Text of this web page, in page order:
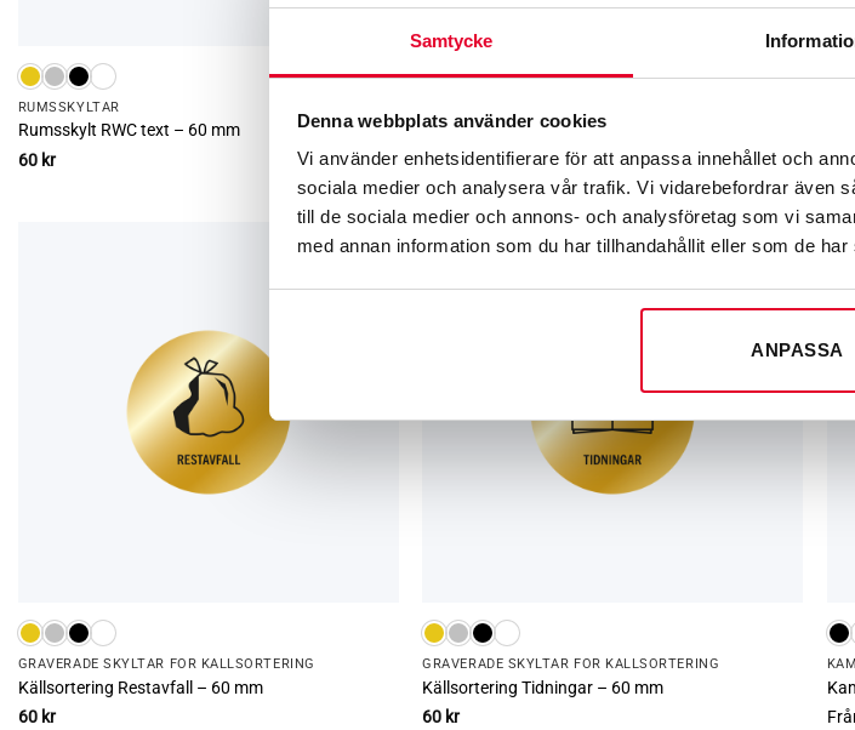
Samtycke
Denna webbplats använder cookies
Vi använder enhetsidentifierare för att anpassa innehållet och
sociala medier och analysera vår trafik. Vi vidarebefordrar även
till de sociala medier och annons- och analysföretag som vi
med annan information som du har tillhandahållit eller som de
ANPASSA
RUMS­SKYLTAR
Rumsskylt RWC text – 60 mm
60 kr
Rumsskylt Städ – 60 mm
60kr
60
GRAVERADE SKYLTAR FÖR KÄLLSORTERING
Källsortering Restavfall – 60 mm
60 kr
GRAVERADE SKYLTAR FÖR KÄLLSORTERING
Källsortering Tidningar – 60 mm
60 kr